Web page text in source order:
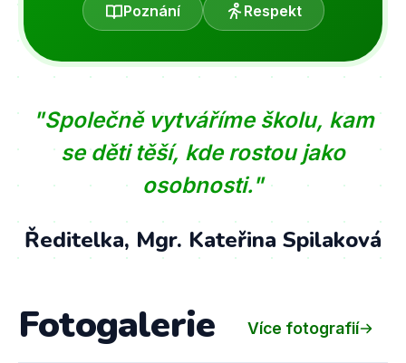
Poznání Respekt
"Společně vytváříme školu, kam
se děti těší, kde rostou jako
osobnosti."
Ředitelka, Mgr. Kateřina Spilaková
Fotogalerie Více fotografií